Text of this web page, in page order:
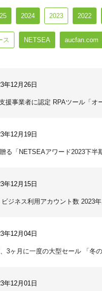
2024 2023 2022
ス NETSEA aucfan.com
年12月26日
援事業者に認定 RPAツール「オ
年12月19日
る「NETSEAアワード2023下半
年12月15日
ジネス利用アカウント数 2023
年12月04日
3ヶ月に一度の大型セール 「冬
年12月01日